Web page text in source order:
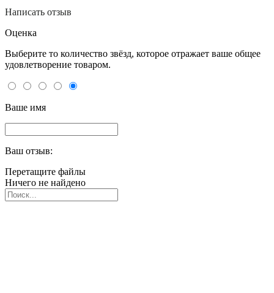
Написать отзыв
Оценка
Выберите то количество звёзд, которое отражает ваше общее
удовлетворение товаром.
Ваше имя
Ваш отзыв:
Перетащите файлы
Ничего не найдено